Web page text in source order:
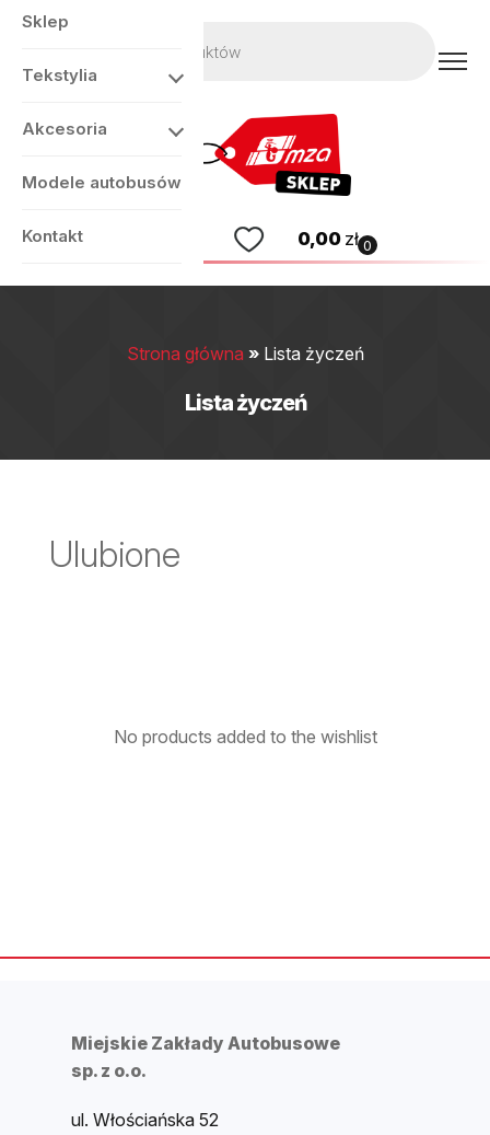
Wyszukiwarka
0,00 zł 0
Sklep
Tekstylia
Akcesoria
Modele autobusów
Kontakt
Strona główna » Lista życzeń
Lista życzeń
Ulubione
No products added to the wishlist
Miejskie Zakłady Autobusowe
sp. z o.o.
ul. Włościańska 52